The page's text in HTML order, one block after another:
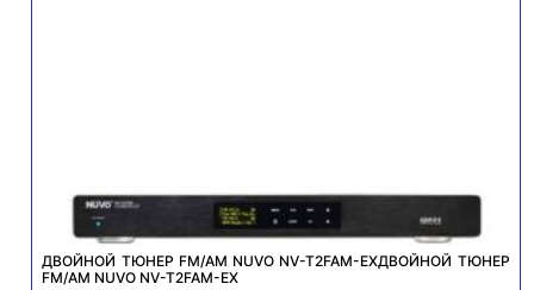
ДВОЙНОЙ ТЮНЕР FM/AM NUVO NV-T2FAM-EXДВОЙНОЙ ТЮНЕР
FM/AM NUVO NV-T2FAM-EX